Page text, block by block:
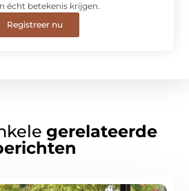
écht betekenis krijgen.
Registreer nu
gerelateerde